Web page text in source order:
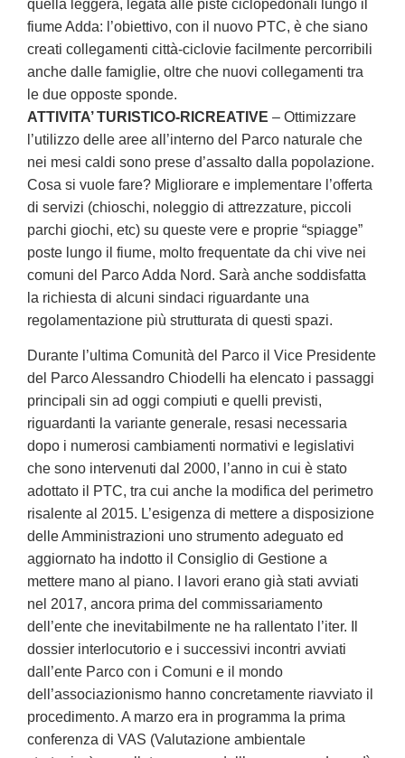
quella leggera, legata alle piste ciclopedonali lungo il
fiume Adda: l’obiettivo, con il nuovo PTC, è che siano
creati collegamenti città-ciclovie facilmente percorribili
anche dalle famiglie, oltre che nuovi collegamenti tra
le due opposte sponde.
ATTIVITA’ TURISTICO-RICREATIVE – Ottimizzare
l’utilizzo delle aree all’interno del Parco naturale che
nei mesi caldi sono prese d’assalto dalla popolazione.
Cosa si vuole fare? Migliorare e implementare l’offerta
di servizi (chioschi, noleggio di attrezzature, piccoli
parchi giochi, etc) su queste vere e proprie “spiagge”
poste lungo il fiume, molto frequentate da chi vive nei
comuni del Parco Adda Nord. Sarà anche soddisfatta
la richiesta di alcuni sindaci riguardante una
regolamentazione più strutturata di questi spazi.
Durante l’ultima Comunità del Parco il Vice Presidente
del Parco Alessandro Chiodelli ha elencato i passaggi
principali sin ad oggi compiuti e quelli previsti,
riguardanti la variante generale, resasi necessaria
dopo i numerosi cambiamenti normativi e legislativi
che sono intervenuti dal 2000, l’anno in cui è stato
adottato il PTC, tra cui anche la modifica del perimetro
risalente al 2015. L’esigenza di mettere a disposizione
delle Amministrazioni uno strumento adeguato ed
aggiornato ha indotto il Consiglio di Gestione a
mettere mano al piano. I lavori erano già stati avviati
nel 2017, ancora prima del commissariamento
dell’ente che inevitabilmente ne ha rallentato l’iter. Il
dossier interlocutorio e i successivi incontri avviati
dall’ente Parco con i Comuni e il mondo
dell’associazionismo hanno concretamente riavviato il
procedimento. A marzo era in programma la prima
conferenza di VAS (Valutazione ambientale